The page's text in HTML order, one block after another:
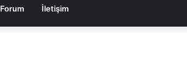
Forum İletişim